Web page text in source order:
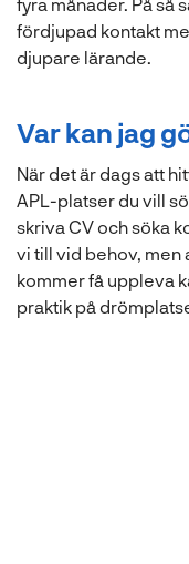
fördjupad kontakt
djupare lärande.
Var kan jag
När det är dags att
APL-platser du vill
skriva CV och söka
vi till vid behov, men
kommer få uppleva
praktik på